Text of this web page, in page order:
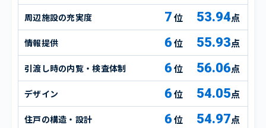
周辺施設の充実度 7 53.94点
情報提供 6 55.93点
引渡し時の内覧・検査体制 6 56.06点
デザイン 6 54.05点
住戸の構造・設計 6 54.97点